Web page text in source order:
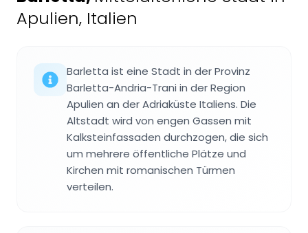
Apulien, Italien
Barletta ist eine Stadt in der Provinz
Barletta-Andria-Trani in der Region
Apulien an der Adriaküste Italiens. Die
Altstadt wird von engen Gassen mit
Kalksteinfassaden durchzogen, die sich
um mehrere öffentliche Plätze und
Kirchen mit romanischen Türmen
verteilen.